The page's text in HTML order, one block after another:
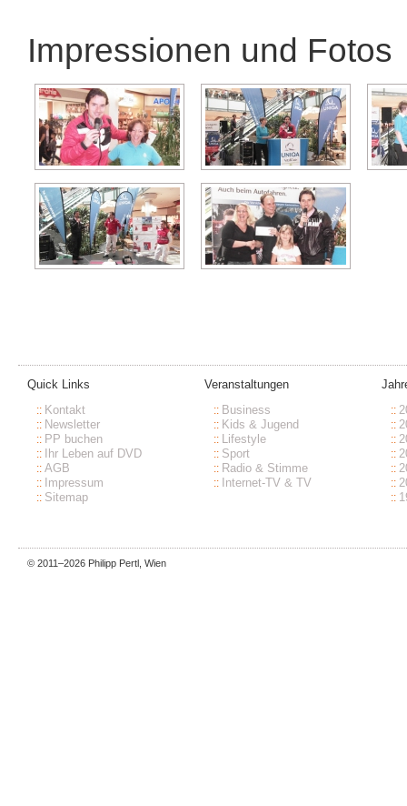
Impressionen und Fotos
Quick Links
Kontakt
Newsletter
PP buchen
Ihr Leben auf DVD
AGB
Impressum
Sitemap
Veranstaltungen
Business
Kids & Jugend
Lifestyle
Sport
Radio & Stimme
Internet-TV & TV
© 2011–2026 Philipp Pertl , Wien